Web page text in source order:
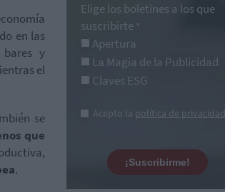
en las
y
el
se
que
.
Elige los boletines a los que
suscribirte *
Apertura
La Magia de la Publicidad
Claves ESG
Acepto la política de privacidad
¡Suscribirme!